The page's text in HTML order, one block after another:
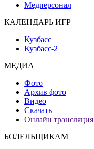
Медперсонал
КАЛЕНДАРЬ ИГР
Кузбасс
Кузбасс-2
МЕДИА
Фото
Архив фото
Видео
Скачать
Онлайн трансляция
БОЛЕЛЬЩИКАМ